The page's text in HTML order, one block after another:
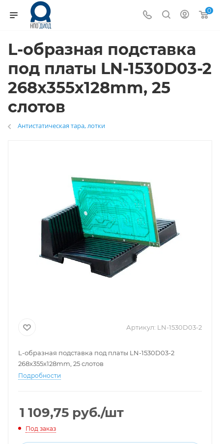
0
L-образная подставка
под платы LN-1530D03-2
268x355x128mm, 25
слотов
Антистатическая тара, лотки
Артикул: LN-1530D03-2
L-образная подставка под платы LN-1530D03-2
268x355x128mm, 25 слотов
Подробности
1 109,75 руб./шт
Под заказ